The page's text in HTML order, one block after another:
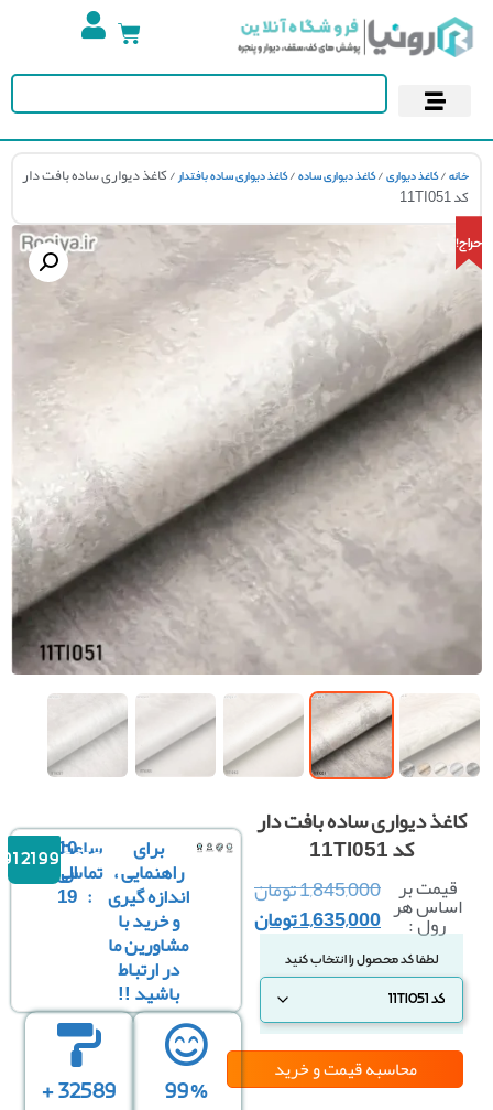
کاغذ دیواری/کاغذ دیواری ساده/کاغذ دیواری ساده بافتدار/ کاغذ دیواری ساده بافت دار
دیواری ساده بافت دار
قیمت بر
هررول :
1,845,000تومان
1,635,000تومان
محاسبه قیمتو خرید
برای
راهنمایی ،
اندازه گیری
و خرید با
مشاورین ما
در ارتباط
باشید !!
ساعت
تماس
:
10
الی
19
09121996816
99%
32589 +